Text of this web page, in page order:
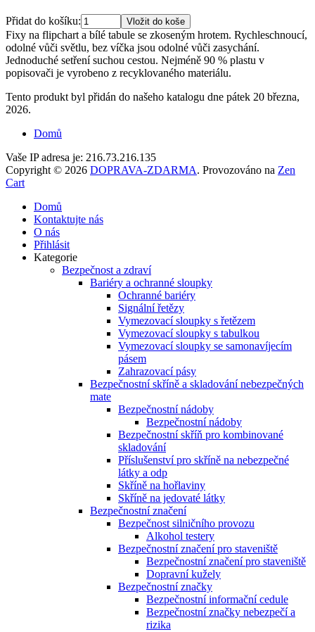
Přidat do košíku:
Fixy na flipchart a bílé tabule se zkoseným hrotem. Rychleschnoucí,
odolné vůči světlu, bez víčka jsou odolné vůči zasychání.
Jednoduché setření suchou cestou. Nejméně 90 % plastu v
popisovači je vyrobeno z recyklovaného materiálu.
Tento produkt byl přidán do našeho katalogu dne pátek 20 března,
2026.
Domů
Vaše IP adresa je: 216.73.216.135
Copyright © 2026 DOPRAVA-ZDARMA. Provozováno na Zen
Cart
Domů
Kontaktujte nás
O nás
Přihlásit
Kategorie
Bezpečnost a zdraví
Bariéry a ochranné sloupky
Ochranné bariéry
Signální řetězy
Vymezovací sloupky s řetězem
Vymezovací sloupky s tabulkou
Vymezovací sloupky se samonavíjecím
pásem
Zahrazovací pásy
Bezpečnostní skříně a skladování nebezpečných
mate
Bezpečnostní nádoby
Bezpečnostní nádoby
Bezpečnostní skříň pro kombinované
skladování
Příslušenství pro skříně na nebezpečné
látky a odp
Skříně na hořlaviny
Skříně na jedovaté látky
Bezpečnostní značení
Bezpečnost silničního provozu
Alkohol testery
Bezpečnostní značení pro staveniště
Bezpečnostní značení pro staveniště
Dopravní kužely
Bezpečnostní značky
Bezpečnostní informační cedule
Bezpečnostní značky nebezpečí a
rizika